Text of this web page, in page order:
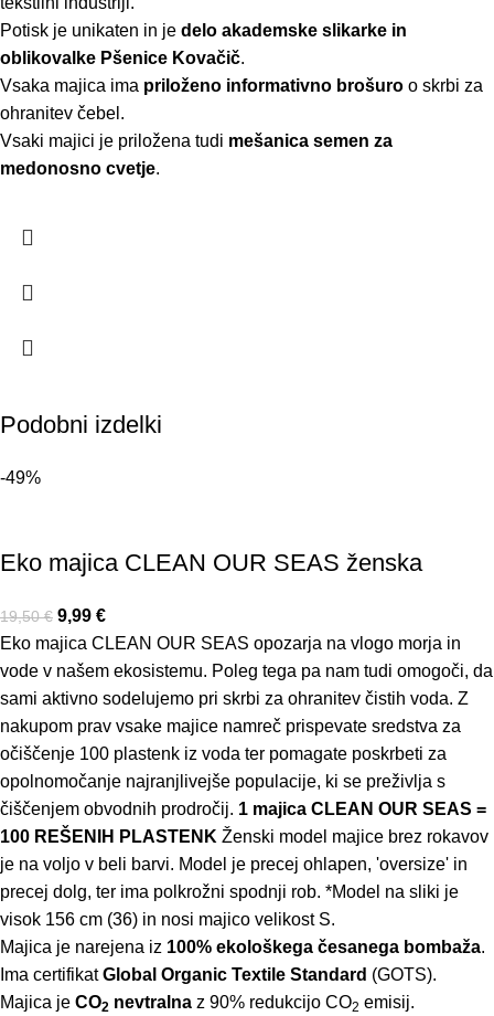
Potisk je unikaten in je delo akademske slikarke in
oblikovalke Pšenice Kovačič.
Vsaka majica ima priloženo informativno brošuro o skrbi za
ohranitev čebel.
Vsaki majici je priložena tudi mešanica semen za
medonosno cvetje.
Podobni izdelki
-49%
Eko majica CLEAN OUR SEAS ženska
19,50€ 9,99 €
Eko majica CLEAN OUR SEAS opozarja na vlogo morja in
vode v našem ekosistemu. Poleg tega pa nam tudi omogoči, da
sami aktivno sodelujemo pri skrbi za ohranitev čistih voda. Z
nakupom prav vsake majice namreč prispevate sredstva za
očiščenje 100 plastenk iz voda ter pomagate poskrbeti za
opolnomočanje najranjlivejše populacije, ki se preživlja s
čiščenjem obvodnih prodročij. 1 majica CLEAN OUR SEAS =
100 REŠENIH PLASTENK Ženski model majice brez rokavov
je na voljo v beli barvi. Model je precej ohlapen, 'oversize' in
precej dolg, ter ima polkrožni spodnji rob. *Model na sliki je
visok 156 cm (36) in nosi majico velikost S.
Majica je narejena iz 100% ekološkega česanega bombaža.
Ima certifikatGlobal Organic Textile Standard (GOTS).
Majica je CO2 nevtralna z 90% redukcijo CO2 emisij.